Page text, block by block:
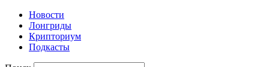
Новости
Лонгриды
Крипториум
Подкасты